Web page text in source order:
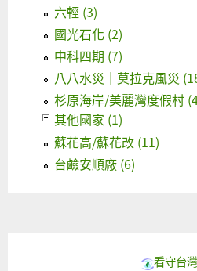
六輕 (3)
國光石化 (2)
中科四期 (7)
八八水災｜莫拉克風災
杉原海岸/美麗灣度假村
其他國家 (1)
蘇花高/蘇花改 (11)
台鹼安順廠 (6)
看守台灣